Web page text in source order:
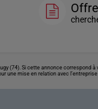
(74). Si cette annonce
une mise en relation avec